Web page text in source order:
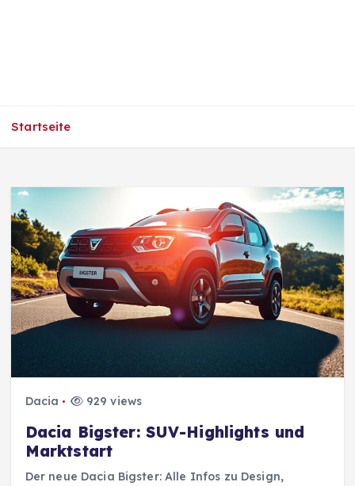
Startseite
Dacia 929 views
Dacia Bigster: SUV-Highlights und
Marktstart
Der neue Dacia Bigster: Alle Infos zu Design,